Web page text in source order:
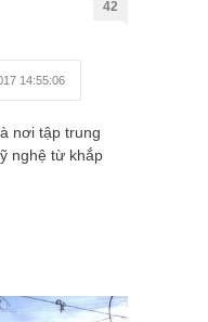
42
14:55:06
nơi tập trung
nghệ từ khắp